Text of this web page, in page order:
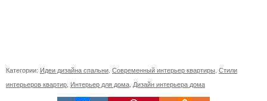
Категории: Идеи дизайна спальни Современный интерьер квартиры Стили
интерьеров квартир Интерьер для дома Дизайн интерьера дома